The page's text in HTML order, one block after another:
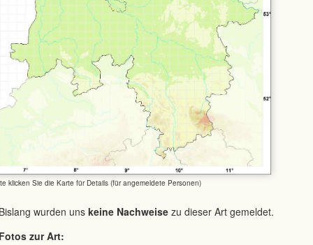
klicken Sie die Karte für Details (für angemeldete Personen)
wurden uns keine Nachweise zu dieser Art gemeldet.
zur Art: